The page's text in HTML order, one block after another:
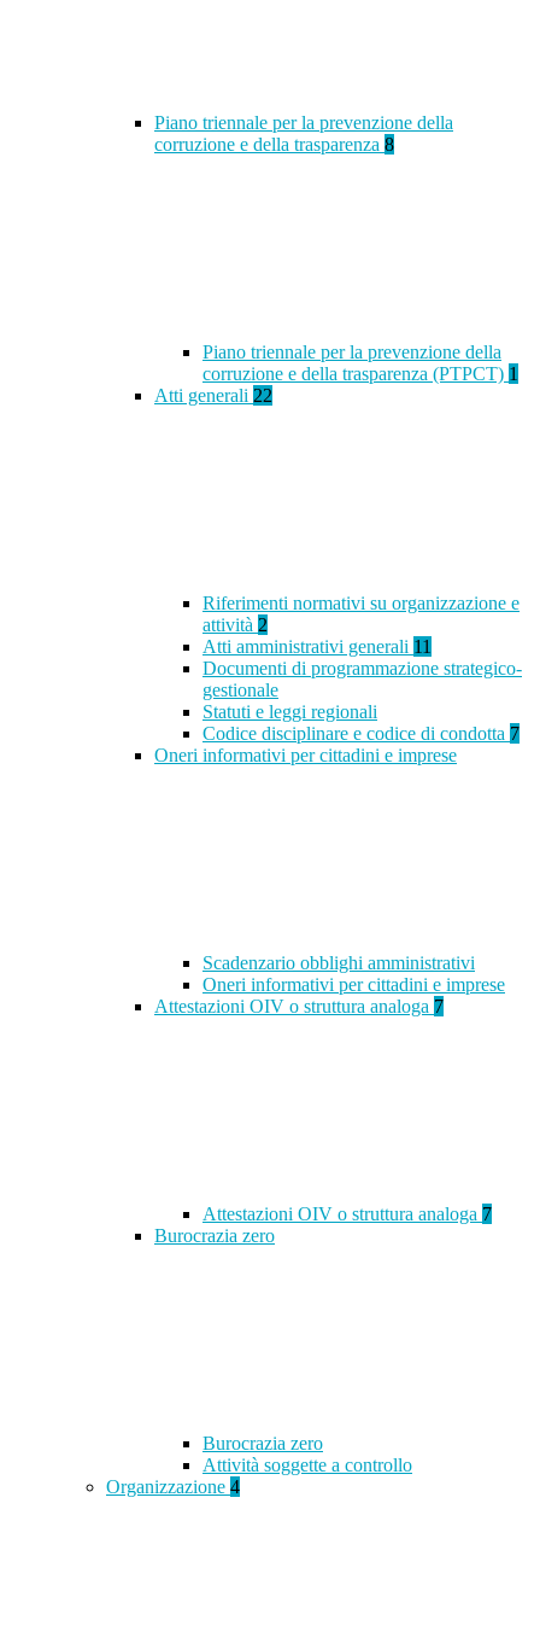
Piano triennale per la prevenzione della
corruzione e della trasparenza 8
Piano triennale per la prevenzione della
corruzione e della trasparenza (PTPCT) 1
Atti generali 22
Riferimenti normativi su organizzazione e
attività 2
Atti amministrativi generali 11
Documenti di programmazione strategico-
gestionale
Statuti e leggi regionali
Codice disciplinare e codice di condotta 7
Oneri informativi per cittadini e imprese
Scadenzario obblighi amministrativi
Oneri informativi per cittadini e imprese
Attestazioni OIV o struttura analoga 7
Attestazioni OIV o struttura analoga 7
Burocrazia zero
Burocrazia zero
Attività soggette a controllo
Organizzazione 4